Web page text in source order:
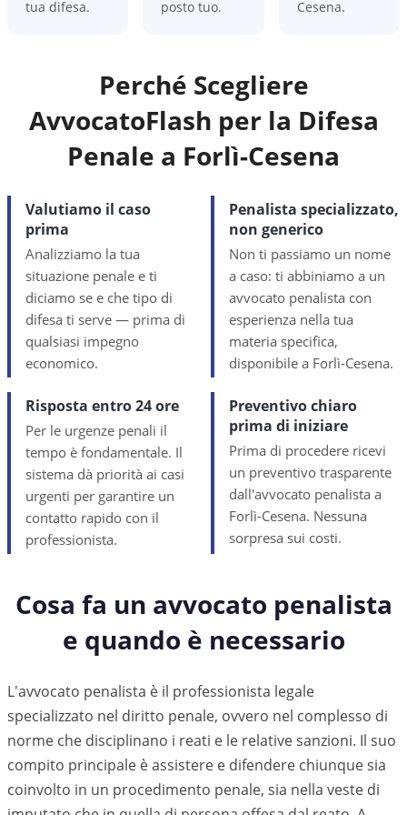
tua difesa. posto tuo. Cesena.
Perché Scegliere
AvvocatoFlash per la Difesa
Penale a Forlì-Cesena
Valutiamo il caso
prima
Analizziamo la tua
situazione penale e ti
diciamo se e che tipo di
difesa ti serve — prima di
qualsiasi impegno
economico.
Penalista specializzato,
non generico
Non ti passiamo un nome
a caso: ti abbiniamo a un
avvocato penalista con
esperienza nella tua
materia specifica,
disponibile a Forlì-Cesena.
Risposta entro 24 ore
Per le urgenze penali il
tempo è fondamentale. Il
sistema dà priorità ai casi
urgenti per garantire un
contatto rapido con il
professionista.
Preventivo chiaro
prima di iniziare
Prima di procedere ricevi
un preventivo trasparente
dall'avvocato penalista a
Forlì-Cesena. Nessuna
sorpresa sui costi.
Cosa fa un avvocato penalista
e quando è necessario
L'avvocato penalista è il professionista legale
specializzato nel diritto penale, ovvero nel complesso di
norme che disciplinano i reati e le relative sanzioni. Il suo
compito principale è assistere e difendere chiunque sia
coinvolto in un procedimento penale, sia nella veste di